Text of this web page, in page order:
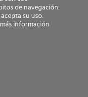
de navegación.
su uso.
información